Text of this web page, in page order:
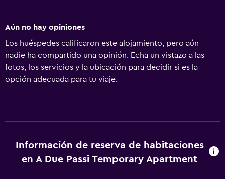
Aún no hay opiniones
Los huéspedes calificaron este alojamiento, pero aún
nadie ha compartido una opinión. Echa un vistazo a las
fotos, los servicios y la ubicación para decidir si es la
opción adecuada para tu viaje.
Información de reserva de habitaciones
en A Due Passi Temporary Apartment